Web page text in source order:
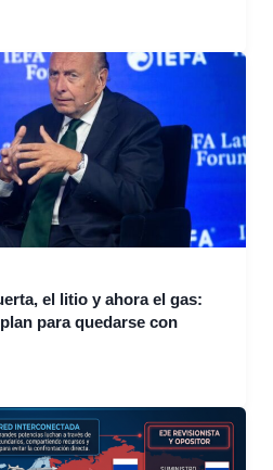
el litio y ahora el gas:
para quedarse con